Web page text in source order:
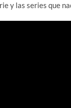
y las series que